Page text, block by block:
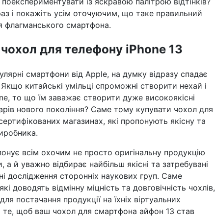
і покажіть усім оточуючим, що таке правильний
флагманського смартфона.
для телефону iPhone 13
смартфони від Apple, на думку відразу спадає
китайські умільці спроможні створити нехай і
то що їм заважає створити дуже високоякісні
нового покоління? Саме тому купувати чохол для
магазинах, які пропонують якісну та
всім охочим не просто оригінальну продукцію
а й уважно відбирає найбільш якісні та затребувані
дослідження сторонніх наукових груп. Саме
доводять відмінну міцність та довговічність чохлів,
постачання продукції на їхніх віртуальних
те, щоб ваш чохол для смартфона айфон 13 став